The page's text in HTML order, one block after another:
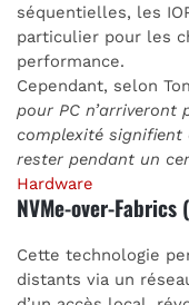
séquentielles, les
particulier pour les
performance.
Cependant, selon
pour PC
complexité signifient
rester pendant un
Hardware
NVMe-over-Fabrics
Cette technologie
distants via un